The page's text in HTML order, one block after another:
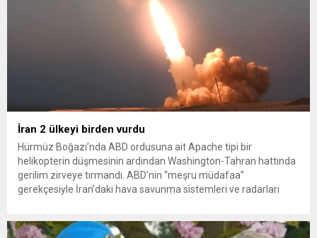
İran 2 ülkeyi birden vurdu
Hürmüz Boğazı’nda ABD ordusuna ait Apache tipi bir
helikopterin düşmesinin ardından Washington-Tahran hattında
gerilim zirveye tırmandı. ABD’nin “meşru müdafaa”
gerekçesiyle İran’daki hava savunma sistemleri ve radarları
yeni bir ABD saldırısına anında yanıt verileceğini duyurdu....